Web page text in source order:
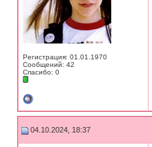
Регистрация: 01.01.1970
Сообщений: 42
Спасибо: 0
04.10.2024, 18:37